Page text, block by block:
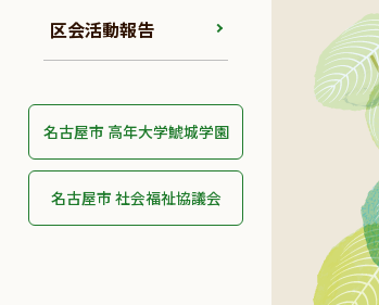
区会活動報告
名古屋市 高年大学鯱城学園
名古屋市 社会福祉協議会